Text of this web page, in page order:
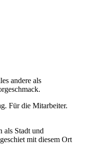
andere als
Für die Mitarbeiter.
als Stadt und
mit diesem Ort